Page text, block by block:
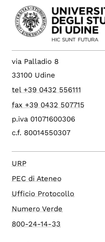
via Palladio 8
33100 Udine
tel +39 0432 556111
fax +39 0432 507715
p.iva 01071600306
c.f. 80014550307
URP
PEC di Ateneo
Ufficio Protocollo
Numero Verde
800-24-14-33